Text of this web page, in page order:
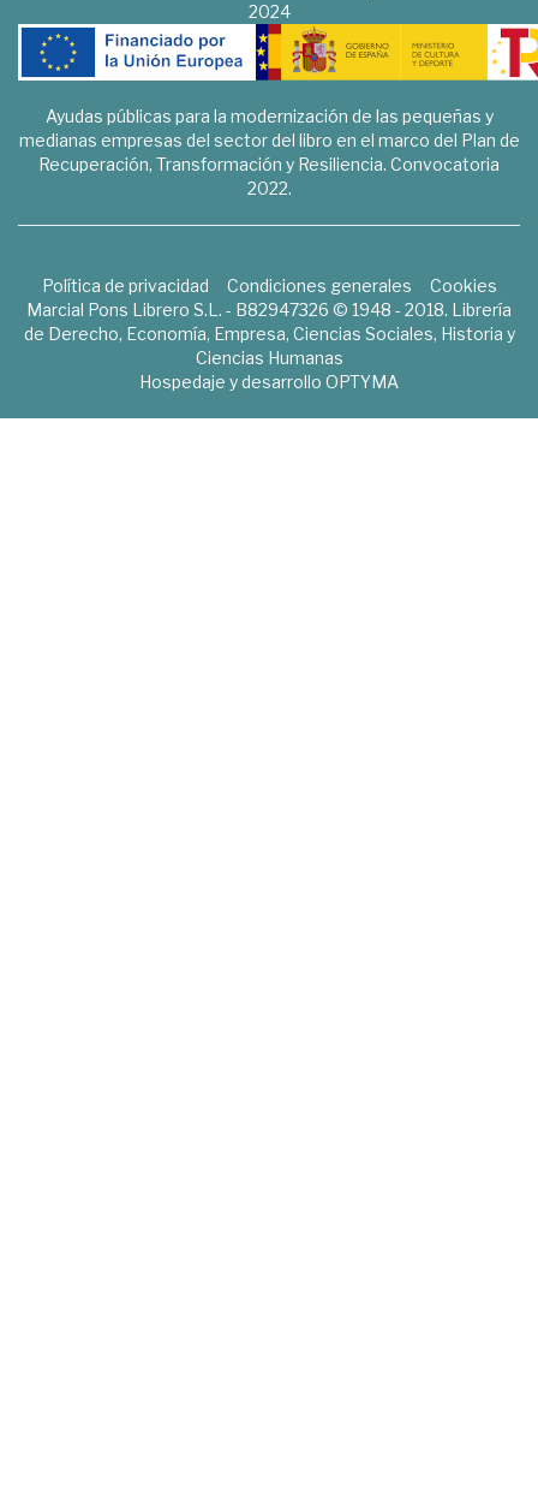
2024
Ayudas públicas para la modernización de las pequeñas y
medianas empresas del sector del libro en el marco del Plan de
Recuperación, Transformación y Resiliencia. Convocatoria
2022.
Política de privacidad Condiciones generales
Cookies
Marcial Pons Librero S.L. - B82947326 © 1948 - 2018. Librería
de Derecho, Economía, Empresa, Ciencias Sociales, Historia y
Ciencias Humanas
Hospedaje y desarrollo OPTYMA